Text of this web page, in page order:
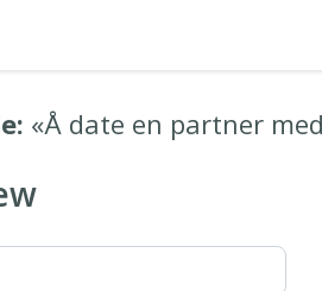
«Å date en partner